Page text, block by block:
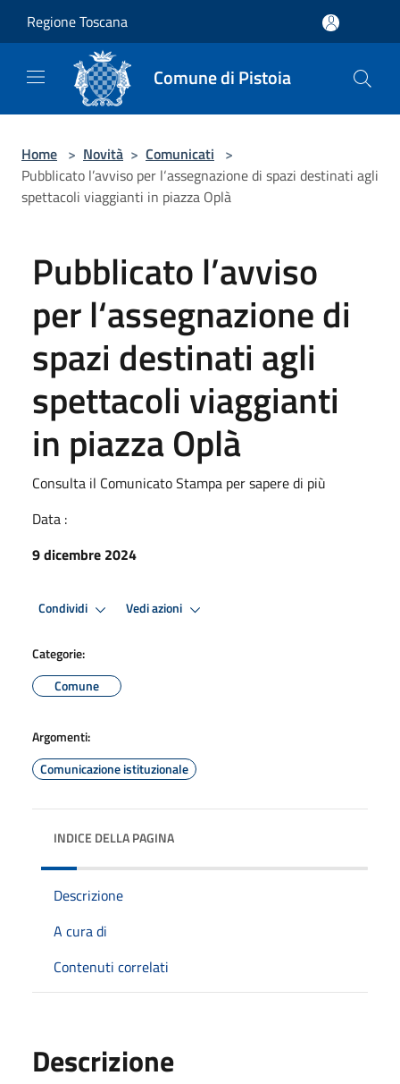
Regione Toscana
Comune di Pistoia
Home > Novità > Comunicati >
Pubblicato l’avviso per l‘assegnazione di spazi destinati agli
spettacoli viaggianti in piazza Oplà
Pubblicato l’avviso
per l‘assegnazione di
spazi destinati agli
spettacoli viaggianti
in piazza Oplà
Consulta il Comunicato Stampa per sapere di più
Data :
9 dicembre 2024
Condividi Vedi azioni
Categorie:
Comune
Argomenti:
Comunicazione istituzionale
INDICE DELLA PAGINA
Descrizione
A cura di
Contenuti correlati
Descrizione